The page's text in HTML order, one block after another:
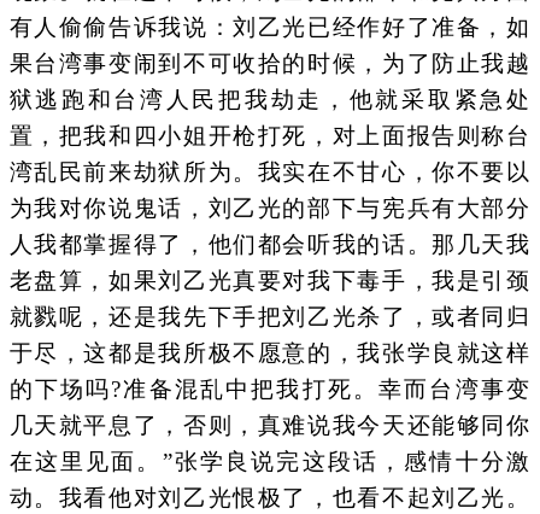
有人偷偷告诉我说：刘乙光已经作好了准备，如
果台湾事变闹到不可收拾的时候，为了防止我越
狱逃跑和台湾人民把我劫走，他就采取紧急处
置，把我和四小姐开枪打死，对上面报告则称台
湾乱民前来劫狱所为。我实在不甘心，你不要以
为我对你说鬼话，刘乙光的部下与宪兵有大部分
人我都掌握得了，他们都会听我的话。那几天我
老盘算，如果刘乙光真要对我下毒手，我是引颈
就戮呢，还是我先下手把刘乙光杀了，或者同归
于尽，这都是我所极不愿意的，我张学良就这样
的下场吗?准备混乱中把我打死。幸而台湾事变
几天就平息了，否则，真难说我今天还能够同你
在这里见面。”张学良说完这段话，感情十分激
动。我看他对刘乙光恨极了，也看不起刘乙光。